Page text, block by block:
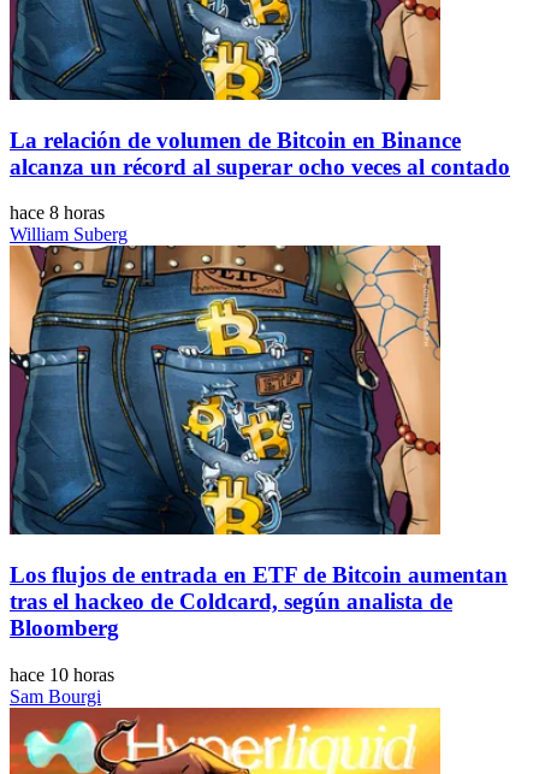
La relación de volumen de Bitcoin en Binance
alcanza un récord al superar ocho veces al contado
hace 8 horas
William Suberg
Los flujos de entrada en ETF de Bitcoin aumentan
tras el hackeo de Coldcard, según analista de
Bloomberg
hace 10 horas
Sam Bourgi